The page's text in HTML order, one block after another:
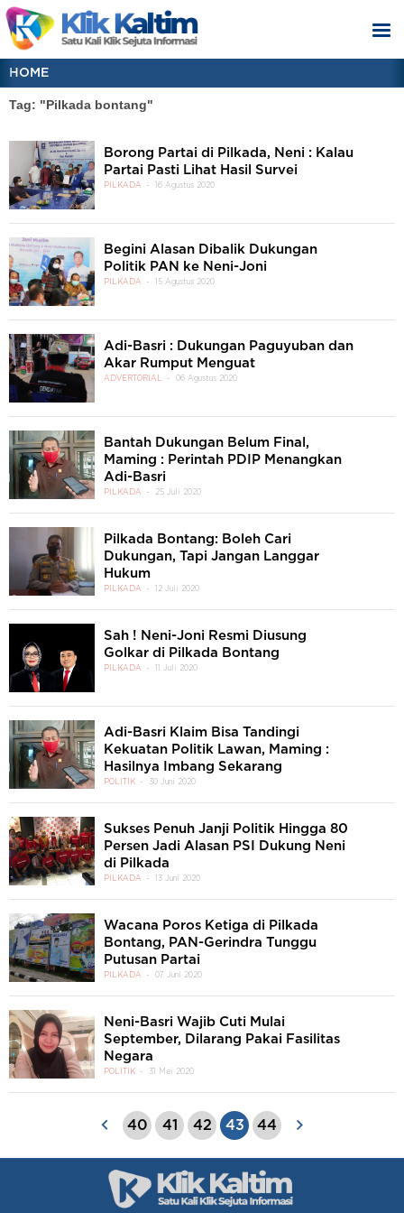
HOME
Tag: "Pilkada bontang"
Borong Partai di Pilkada, Neni : Kalau
Partai Pasti Lihat Hasil Survei
PILKADA 16 Agustus 2020
Begini Alasan Dibalik Dukungan
Politik PAN ke Neni-Joni
PILKADA 15 Agustus 2020
Adi-Basri : Dukungan Paguyuban dan
Akar Rumput Menguat
ADVERTORIAL 06 Agustus 2020
Bantah Dukungan Belum Final,
Maming : Perintah PDIP Menangkan
Adi-Basri
PILKADA 25 Juli 2020
Pilkada Bontang: Boleh Cari
Dukungan, Tapi Jangan Langgar
Hukum
PILKADA 12 Juli 2020
Sah ! Neni-Joni Resmi Diusung
Golkar di Pilkada Bontang
PILKADA 11 Juli 2020
Adi-Basri Klaim Bisa Tandingi
Kekuatan Politik Lawan, Maming :
Hasilnya Imbang Sekarang
POLITIK 30 Juni 2020
Sukses Penuh Janji Politik Hingga 80
Persen Jadi Alasan PSI Dukung Neni
di Pilkada
PILKADA 13 Juni 2020
Wacana Poros Ketiga di Pilkada
Bontang, PAN-Gerindra Tunggu
Putusan Partai
PILKADA 07 Juni 2020
Neni-Basri Wajib Cuti Mulai
September, Dilarang Pakai Fasilitas
Negara
POLITIK 31 Mei 2020
40 41 42 43 44